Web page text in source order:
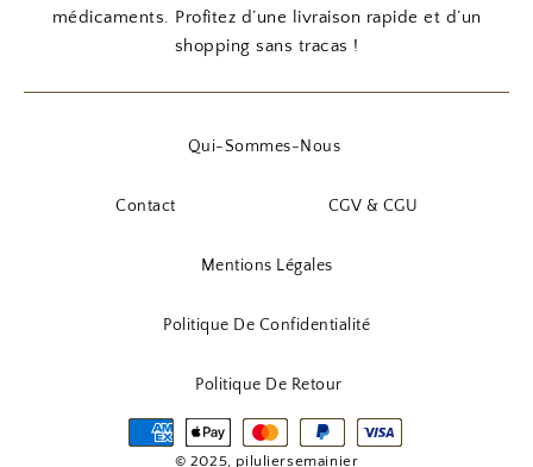
médicaments. Profitez d’une livraison rapide et d’un
shopping sans tracas !
Qui-Sommes-Nous
Contact CGV & CGU
Mentions Légales
Politique De Confidentialité
Politique De Retour
© 2025, piluliersemainier